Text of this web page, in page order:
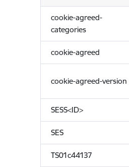
cookie-agreed-
categories
cookie-agreed
cookie-agreed-version
SESS<ID>
SES
TS01c44137